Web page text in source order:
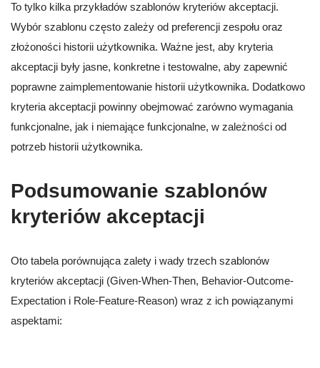
To tylko kilka przykładów szablonów kryteriów akceptacji.
Wybór szablonu często zależy od preferencji zespołu oraz
złożoności historii użytkownika. Ważne jest, aby kryteria
akceptacji były jasne, konkretne i testowalne, aby zapewnić
poprawne zaimplementowanie historii użytkownika. Dodatkowo
kryteria akceptacji powinny obejmować zarówno wymagania
funkcjonalne, jak i niemające funkcjonalne, w zależności od
potrzeb historii użytkownika.
Podsumowanie szablonów
kryteriów akceptacji
Oto tabela porównująca zalety i wady trzech szablonów
kryteriów akceptacji (Given-When-Then, Behavior-Outcome-
Expectation i Role-Feature-Reason) wraz z ich powiązanymi
aspektami: